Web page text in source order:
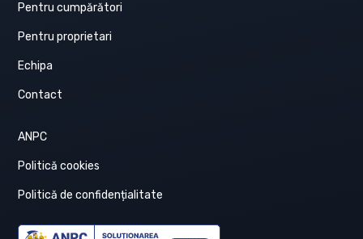
Pentru cumpărători
Pentru proprietari
Echipa
Contact
ANPC
Politică cookies
Politică de confidențialitate